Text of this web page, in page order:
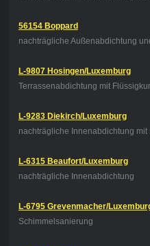
56154 Boppard
nachträgliche Außenabdichtung
L-9807 Hosingen/Luxemburg
Terrassenabdichtung mit
L-9283 Diekirch/Luxemburg
nachträgliche Innenabdichtung mit
L-6315 Beaufort/Luxemburg
nachträgliche Innenabdichtung
L-6795 Grevenmacher/
Schimmelsanierung